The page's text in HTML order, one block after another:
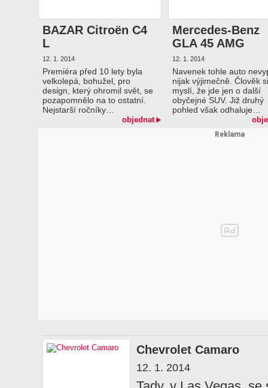
BAZAR Citroën C4
L
12. 1. 2014
Premiéra před 10 lety byla
velkolepá, bohužel, pro
design, který ohromil svět, se
pozapomnělo na to ostatní.
Nejstarší ročníky…
objednat
Mercedes-Benz
GLA 45 AMG
12. 1. 2014
Navenek tohle auto
nijak výjimečně. Člověk si
myslí, že jde jen o další
obyčejné SUV. Již druhý
pohled však odhaluje…
Chevrolet Camaro
12. 1. 2014